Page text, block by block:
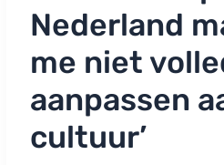
Nederland
me niet
aanpassen
cultuur’